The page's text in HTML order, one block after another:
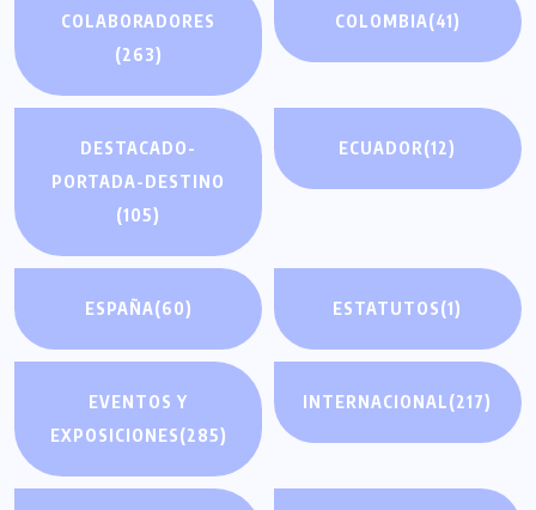
COLABORADORES
(263)
COLOMBIA(41)
DESTACADO-
PORTADA-DESTINO
(105)
ECUADOR(12)
ESPAÑA(60) ESTATUTOS(1)
EVENTOS Y
EXPOSICIONES(285)
INTERNACIONAL(217)